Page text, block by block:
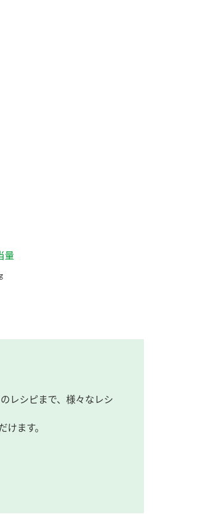
量
g
レシピまで、様々なレシ
ます。